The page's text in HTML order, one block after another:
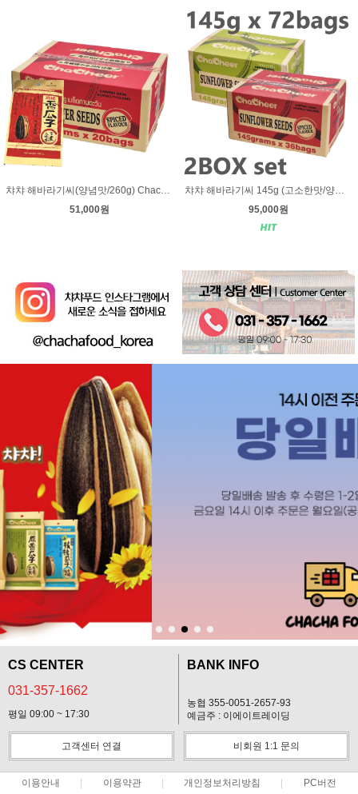
챠챠 해바라기씨(양념맛/260g) Chacheer Sunflower seeds spiced flavour 260g - 1박스(20봉지)
51,000원
챠챠 해바라기씨 145g (고소한맛/양념맛) 내맘대로 2박스 선택 [BOX특가]
95,000원
CS CENTER
031-357-1662
평일 09:00 ~ 17:30
BANK INFO
농협 355-0051-2657-93
예금주 : 이에이트레이딩
고객센터 연결 비회원 1:1 문의
이용안내 이용약관 개인정보처리방침 PC버전